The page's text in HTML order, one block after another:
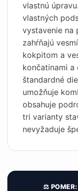
vlastnú
vlastných
vystavenie na
zahŕňajú
kokpitom a
končatinami a
štandardné
umožňuje
obsahuje
tri varianty
nevyžaduje
⚖️